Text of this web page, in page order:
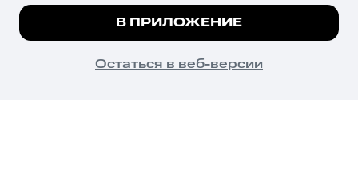
психотропных веществ, их аналогов причиняет вред здоровью,
их незаконный оборот запрещён и влечёт установленную
законодательством ответственность.
© 2026 ООО «КИОН».
Все права защищены
Мы используем куки, чтобы на сайте все
Подробнее
ПОНЯТНО
В ПРИЛОЖЕНИЕ
Остаться в веб-версии